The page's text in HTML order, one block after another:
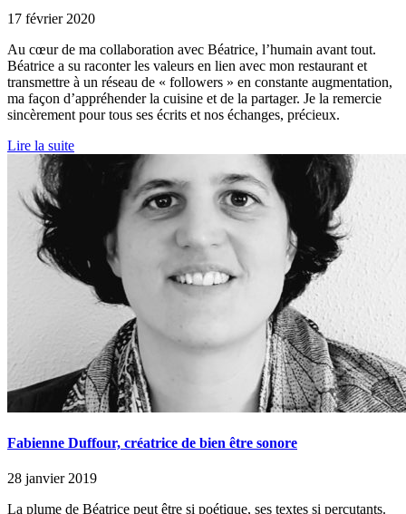
17 février 2020
Au cœur de ma collaboration avec Béatrice, l’humain avant tout.
Béatrice a su raconter les valeurs en lien avec mon restaurant et
transmettre à un réseau de « followers » en constante augmentation,
ma façon d’appréhender la cuisine et de la partager. Je la remercie
sincèrement pour tous ses écrits et nos échanges, précieux.
Lire la suite
Fabienne Duffour, créatrice de bien être sonore
28 janvier 2019
La plume de Béatrice peut être si poétique, ses textes si percutants.